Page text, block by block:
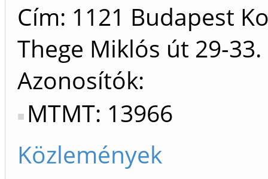
Cím: 1121 Budapest
Thege Miklós út 29-33.
Azonosítók
MTMT: 13966
Közlemények